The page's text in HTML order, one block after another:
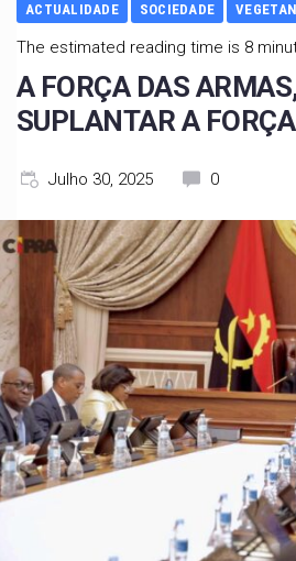
ACTUALIDADE SOCIEDADE
The estimated reading time is 8
A FORÇA DAS
SUPLANTAR A
Julho 30, 2025 0